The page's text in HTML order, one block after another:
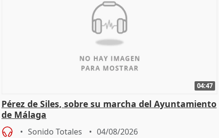
04:47
Pérez de Siles, sobre su marcha del Ayuntamiento
de Málaga
Sonido Totales 04/08/2026